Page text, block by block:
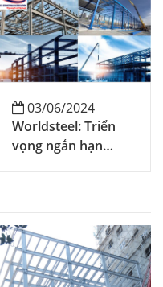
03/06/2024
Worldsteel: Triển
vọng ngắn hạn